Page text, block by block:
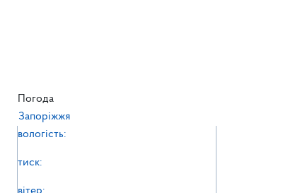
Погода
Запоріжжя
вологість:
тиск:
вітер: